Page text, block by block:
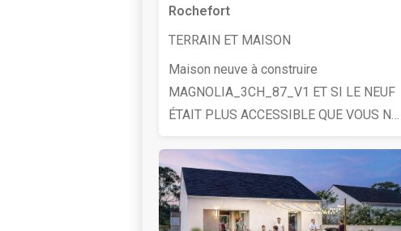
Rochefort
TERRAIN ET MAISON
Maison neuve à construire
MAGNOLIA_3CH_87_V1 ET SI LE NEUF
ÉTAIT PLUS ACCESSIBLE QUE VOUS NE
depuis votre canapé ! Sans pression et
sans engagement. Pionnier du
configurateur maison en France, Maisons